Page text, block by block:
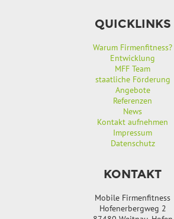
QUICKLINKS
Warum Firmenfitness?
Entwicklung
MFF Team
staatliche Förderung
Angebote
Referenzen
News
Kontakt aufnehmen
Impressum
Datenschutz
KONTAKT
Mobile Firmenfitness
Hofenerbergweg 2